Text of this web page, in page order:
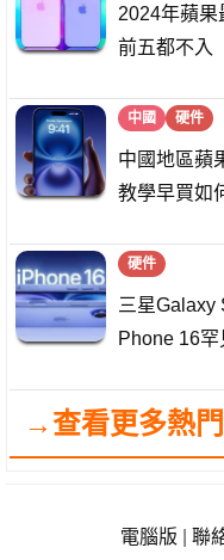
2024年蘋
前五都不入
中國 硬件
中國地區蘋
教學早買如
硬件
三星Galaxy
Phone 16
→查看更多熱
電腦版 聯